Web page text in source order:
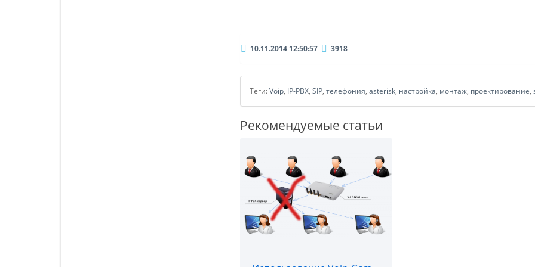
10.11.2014 12:50:57 3918
Теги:Voip, IP-PBX, SIP, телефония, asterisk, настройка, монтаж, проектирование,
Рекомендуемые статьи